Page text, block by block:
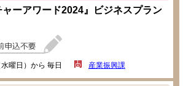
ャーアワード2024』ビジネスプラン
曜日）から 毎日 産業振興課